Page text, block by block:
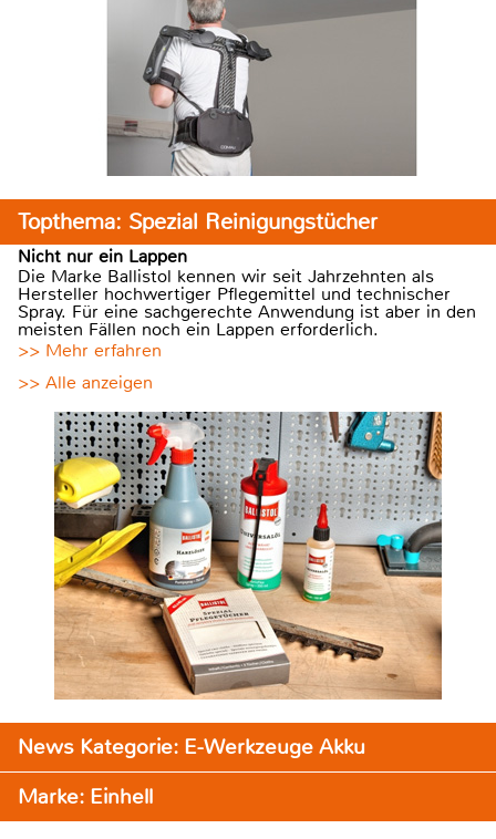
Topthema: Spezial Reinigungstücher
Nicht nur ein Lappen
Die Marke Ballistol kennen wir seit Jahrzehnten als
Hersteller hochwertiger Pflegemittel und technischer
Spray. Für eine sachgerechte Anwendung ist aber in den
meisten Fällen noch ein Lappen erforderlich.
>> Mehr erfahren
>> Alle anzeigen
News Kategorie: E-Werkzeuge Akku
Marke: Einhell